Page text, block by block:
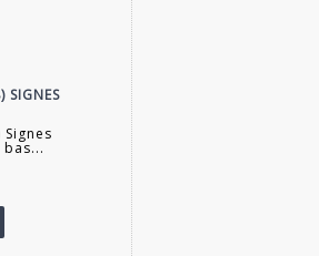
SIGNES
Signes